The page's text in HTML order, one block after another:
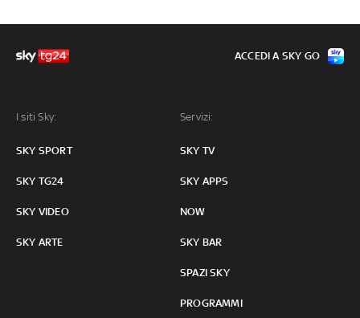
I siti Sky:
SKY SPORT
SKY TG24
SKY VIDEO
SKY ARTE
Servizi:
SKY TV
SKY APPS
NOW
SKY BAR
SPAZI SKY
PROGRAMMI
ACCEDI A SKY GO